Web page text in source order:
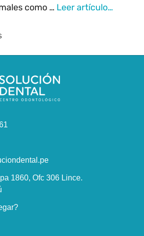
como … Leer artículo…
1860, Ofc 306 Lince.